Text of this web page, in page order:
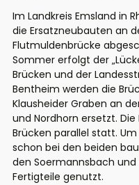
Im Landkreis Emsland in
die Ersatzneubauten an
Flutmuldenbrücke
Sommer erfolgt der
Brücken und der
Bentheim werden die
Klausheider Graben an
und Nordhorn ersetzt.
Brücken parallel statt.
schon bei den beiden
den Soermannsbach
Fertigteile genutzt.